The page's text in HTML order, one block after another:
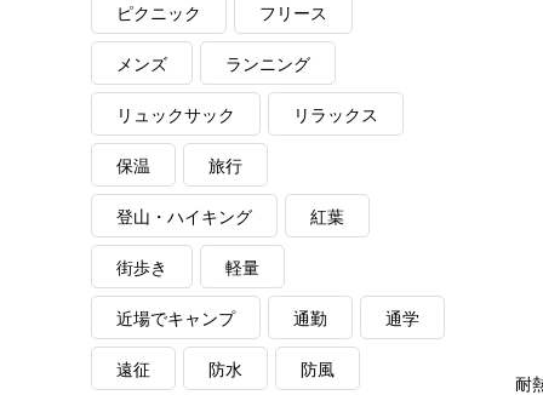
耐
ピクニック フリース
メンズ ランニング
リュックサック リラックス
保温 旅行
登山・ハイキング 紅葉
街歩き 軽量
近場でキャンプ 通勤 通学
遠征 防水 防風